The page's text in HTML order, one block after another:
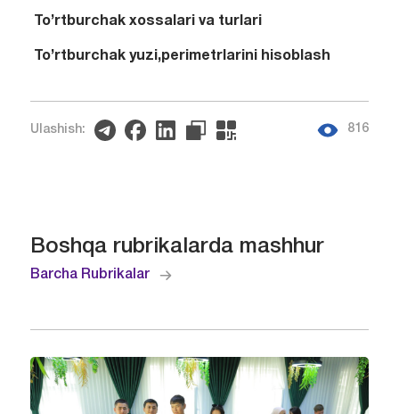
To’rtburchak xossalari va turlari
To’rtburchak yuzi,perimetrlarini hisoblash
Ulashish: 816
Boshqa rubrikalarda mashhur
Barcha Rubrikalar